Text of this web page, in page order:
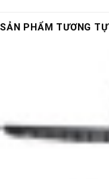
SẢN PHẨM TƯƠNG TỰ